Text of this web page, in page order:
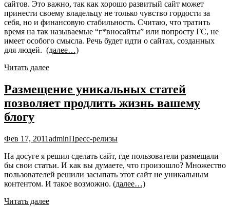
сайтов. Это важно, так как хорошо развитый сайт может
принести своему владельцу не только чувство гордости за
себя, но и финансовую стабильность. Считаю, что тратить
время на так называемые “г*вносайты” или попросту ГС, не
имеет особого смысла. Речь будет идти о сайтах, созданных
для людей. (далее…)
Читать далее
Размещение уникальных статей
позволяет продлить жизнь вашему
блогу
Фев 17, 2011adminПресс-релизы
На досуге я решил сделать сайт, где пользователи размещали
бы свои статьи. И как вы думаете, что произошло? Множество
пользователей решили засыпать этот сайт не уникальным
контентом. И такое возможно. (далее…)
Читать далее